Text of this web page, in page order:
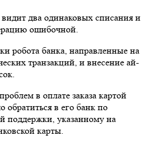
видит два одинаковых списания и
ошибочной.
робота банка, направленные на
транзакций, и внесение ай-
в оплате заказа картой
обратиться в его банк по
поддержки, указанному на
карты.